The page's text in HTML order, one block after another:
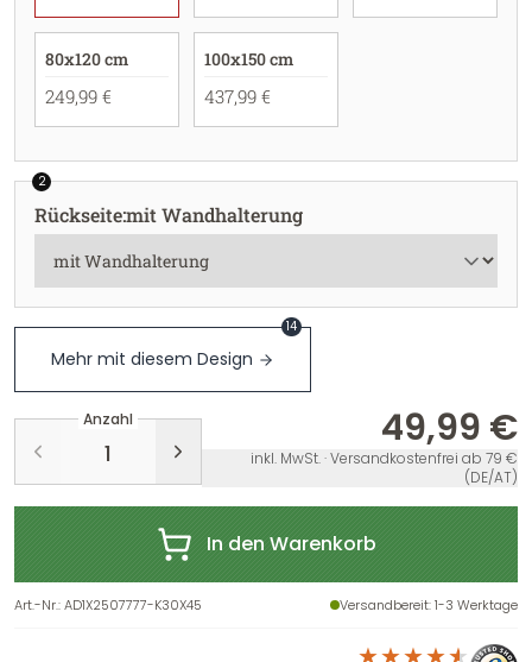
80x120 cm
249,99 €
100x150 cm
437,99 €
2
Rückseite:mit Wandhalterung
Mehr mit diesem Design
14
Anzahl 49,99 €
inkl. MwSt. · Versandkostenfrei ab 79 €
(DE/AT)
In den Warenkorb
Art.-Nr.:AD1X2507777-K30X45 Versandbereit: 1-3 Werktage